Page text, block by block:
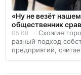
«Ну не везёт
общественник
05.08
Схожие
разный подход
предприятий,